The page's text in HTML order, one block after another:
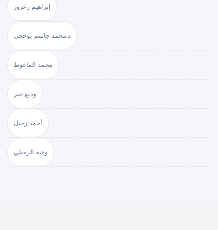
إبراهيم زعرور
د.محمد جاسم بوحجي
محمد الماغوط
وديع جبر
أحمد رحيل
وهبة الزحيلي